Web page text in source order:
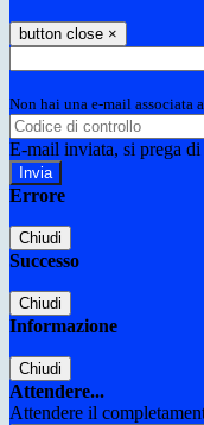
button close ×
Non hai una e-mail associata
E-mail inviata, si prega
Errore
Chiudi
Successo
Chiudi
Informazione
Chiudi
Attendere...
Attendere il